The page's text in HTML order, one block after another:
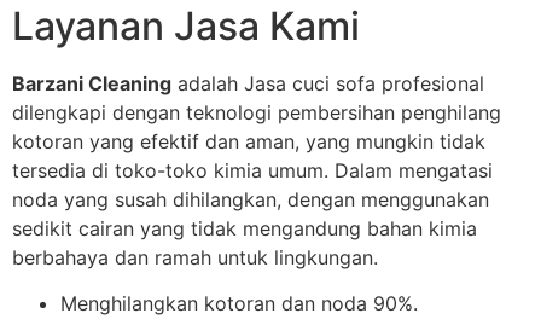
Layanan Jasa Kami
Barzani Cleaning adalah Jasa cuci sofa profesional
dilengkapi dengan teknologi pembersihan penghilang
kotoran yang efektif dan aman, yang mungkin tidak
tersedia di toko-toko kimia umum. Dalam mengatasi
noda yang susah dihilangkan, dengan menggunakan
sedikit cairan yang tidak mengandung bahan kimia
berbahaya dan ramah untuk lingkungan.
Menghilangkan kotoran dan noda 90%.